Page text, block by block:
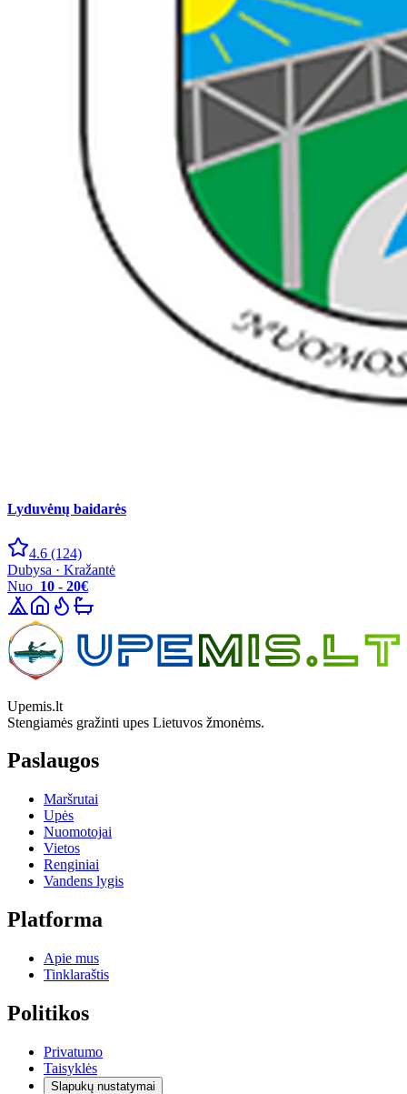
Lyduvėnų baidarės
4.6 (124)
Dubysa · Kražantė
Nuo 10 - 20€
Upemis.lt
Stengiamės gražinti upes Lietuvos žmonėms.
Paslaugos
Maršrutai
Upės
Nuomotojai
Vietos
Renginiai
Vandens lygis
Platforma
Apie mus
Tinklaraštis
Politikos
Privatumo
Taisyklės
Slapukų nustatymai